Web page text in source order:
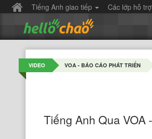
Tiếng Anh giao tiếp Các lớp hỗ trợ
VIDEO VOA - BÁO CÁO PHÁT TRIỂN
Tiếng Anh Qua VOA